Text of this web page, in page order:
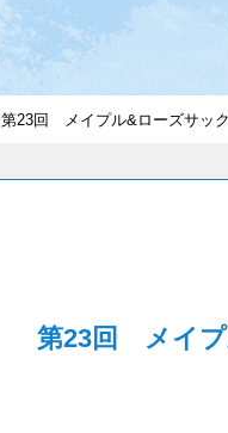
第23回 メイプル&ローズサッ
第23回 メイプ